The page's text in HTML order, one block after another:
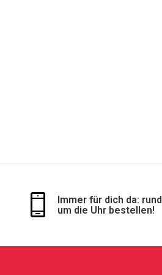
Immer für dich da: rund
um die Uhr bestellen!